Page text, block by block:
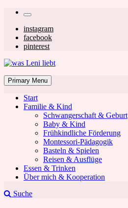
Skip
content
Secondary
left
navigation
Secondary
right
navigation
instagram
facebook
pinterest
was Leni liebt
Mom & Lifestyle Blog
Primary Menu
Start
Familie & Kind
Schwangerschaft & Geburt
Baby & Kind
Frühkindliche Förderung
Montessori-Pädagogik
Basteln & Spielen
Reisen & Ausflüge
Essen & Trinken
Über mich & Kooperation
Suche